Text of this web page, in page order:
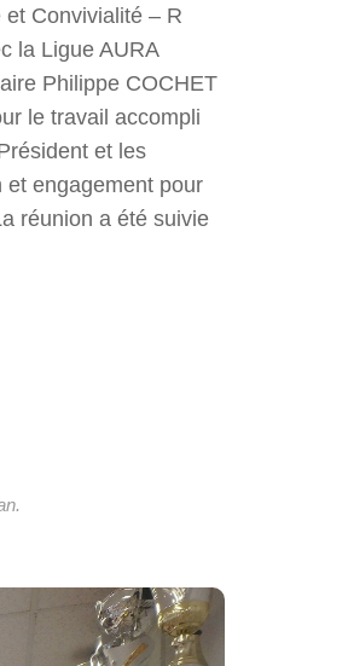
Convivialité – R
la Ligue AURA
Philippe COCHET
le travail accompli
et les
et engagement pour
réunion a été suivie